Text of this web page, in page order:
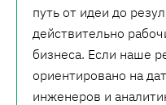
путь от идеи до
действительно
бизнеса. Если наше
ориентировано на
инженеров и